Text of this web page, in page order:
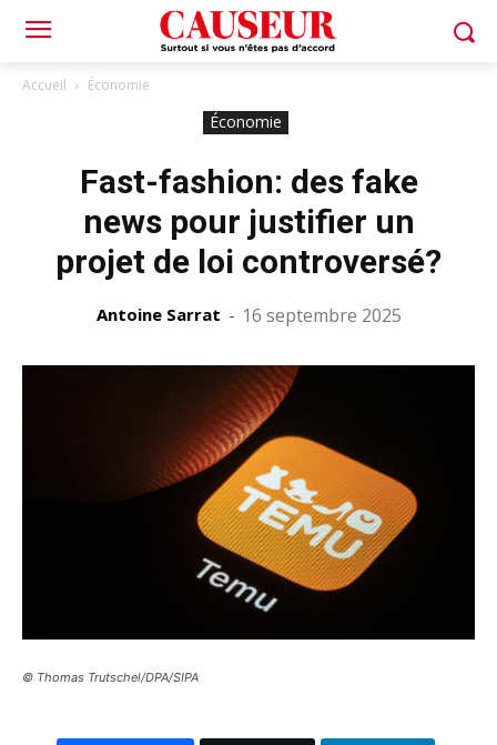
Accueil Économie
Économie
Fast-fashion: des fake
news pour justifier un
projet de loi controversé?
Antoine Sarrat - 16 septembre 2025
© Thomas Trutschel/DPA/SIPA